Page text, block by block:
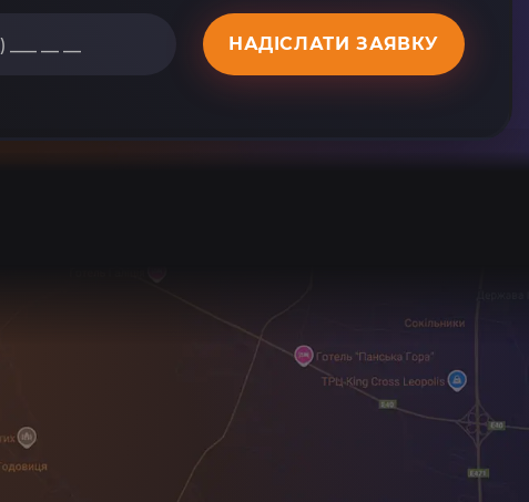
НАДІСЛАТИ ЗАЯВКУ